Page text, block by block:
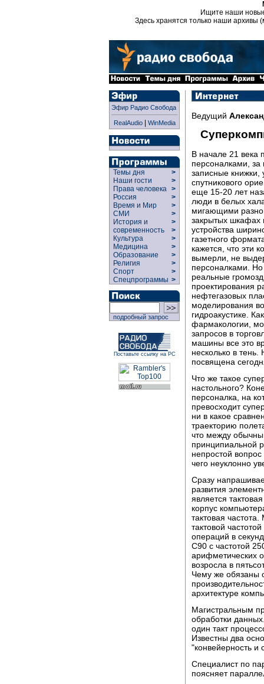
Ищите наши
Здесь хранятся только наши архивы
Эфир Радио Свобода
RealAudio| WinMedia
Темы дня
>
Наши гости
>
Права человека >
Россия
>
Время и Мир
>
СМИ
>
История и
современность
>
>
Культура
>
Медицина
>
Образование
>
Религия
>
Спорт
>
Спецпрограммы >
подробный запрос
Поставьте ссылку на РС
Ведущий
В начале 21 века
персоналками, за
записные
спутникового
еще 15-20 лет
люди в белых
мигающими
закрытых шкафах
устройства
газетного
кажется, что эти
вымерли, не
персоналками. Но
реальные
проектирования
нефтегазовых
моделирования
гидроакустике.
фармакологии,
запросов в
машины все это
несколько в
посвящена
Что же такое
настольного?
персоналка, на
превосходит
ни в какое
траекторию
что между
принципиальной
непростой
чего неуклонно
Сразу
развития
является
корпус
тактовая
тактовой
операций в
C90 с частотой
арифметических
возросла в
Чему же обязаны
архитектуре
Магистральным
обработки
один такт
Известны два
"конвейерность и
Специалист по
поясняет